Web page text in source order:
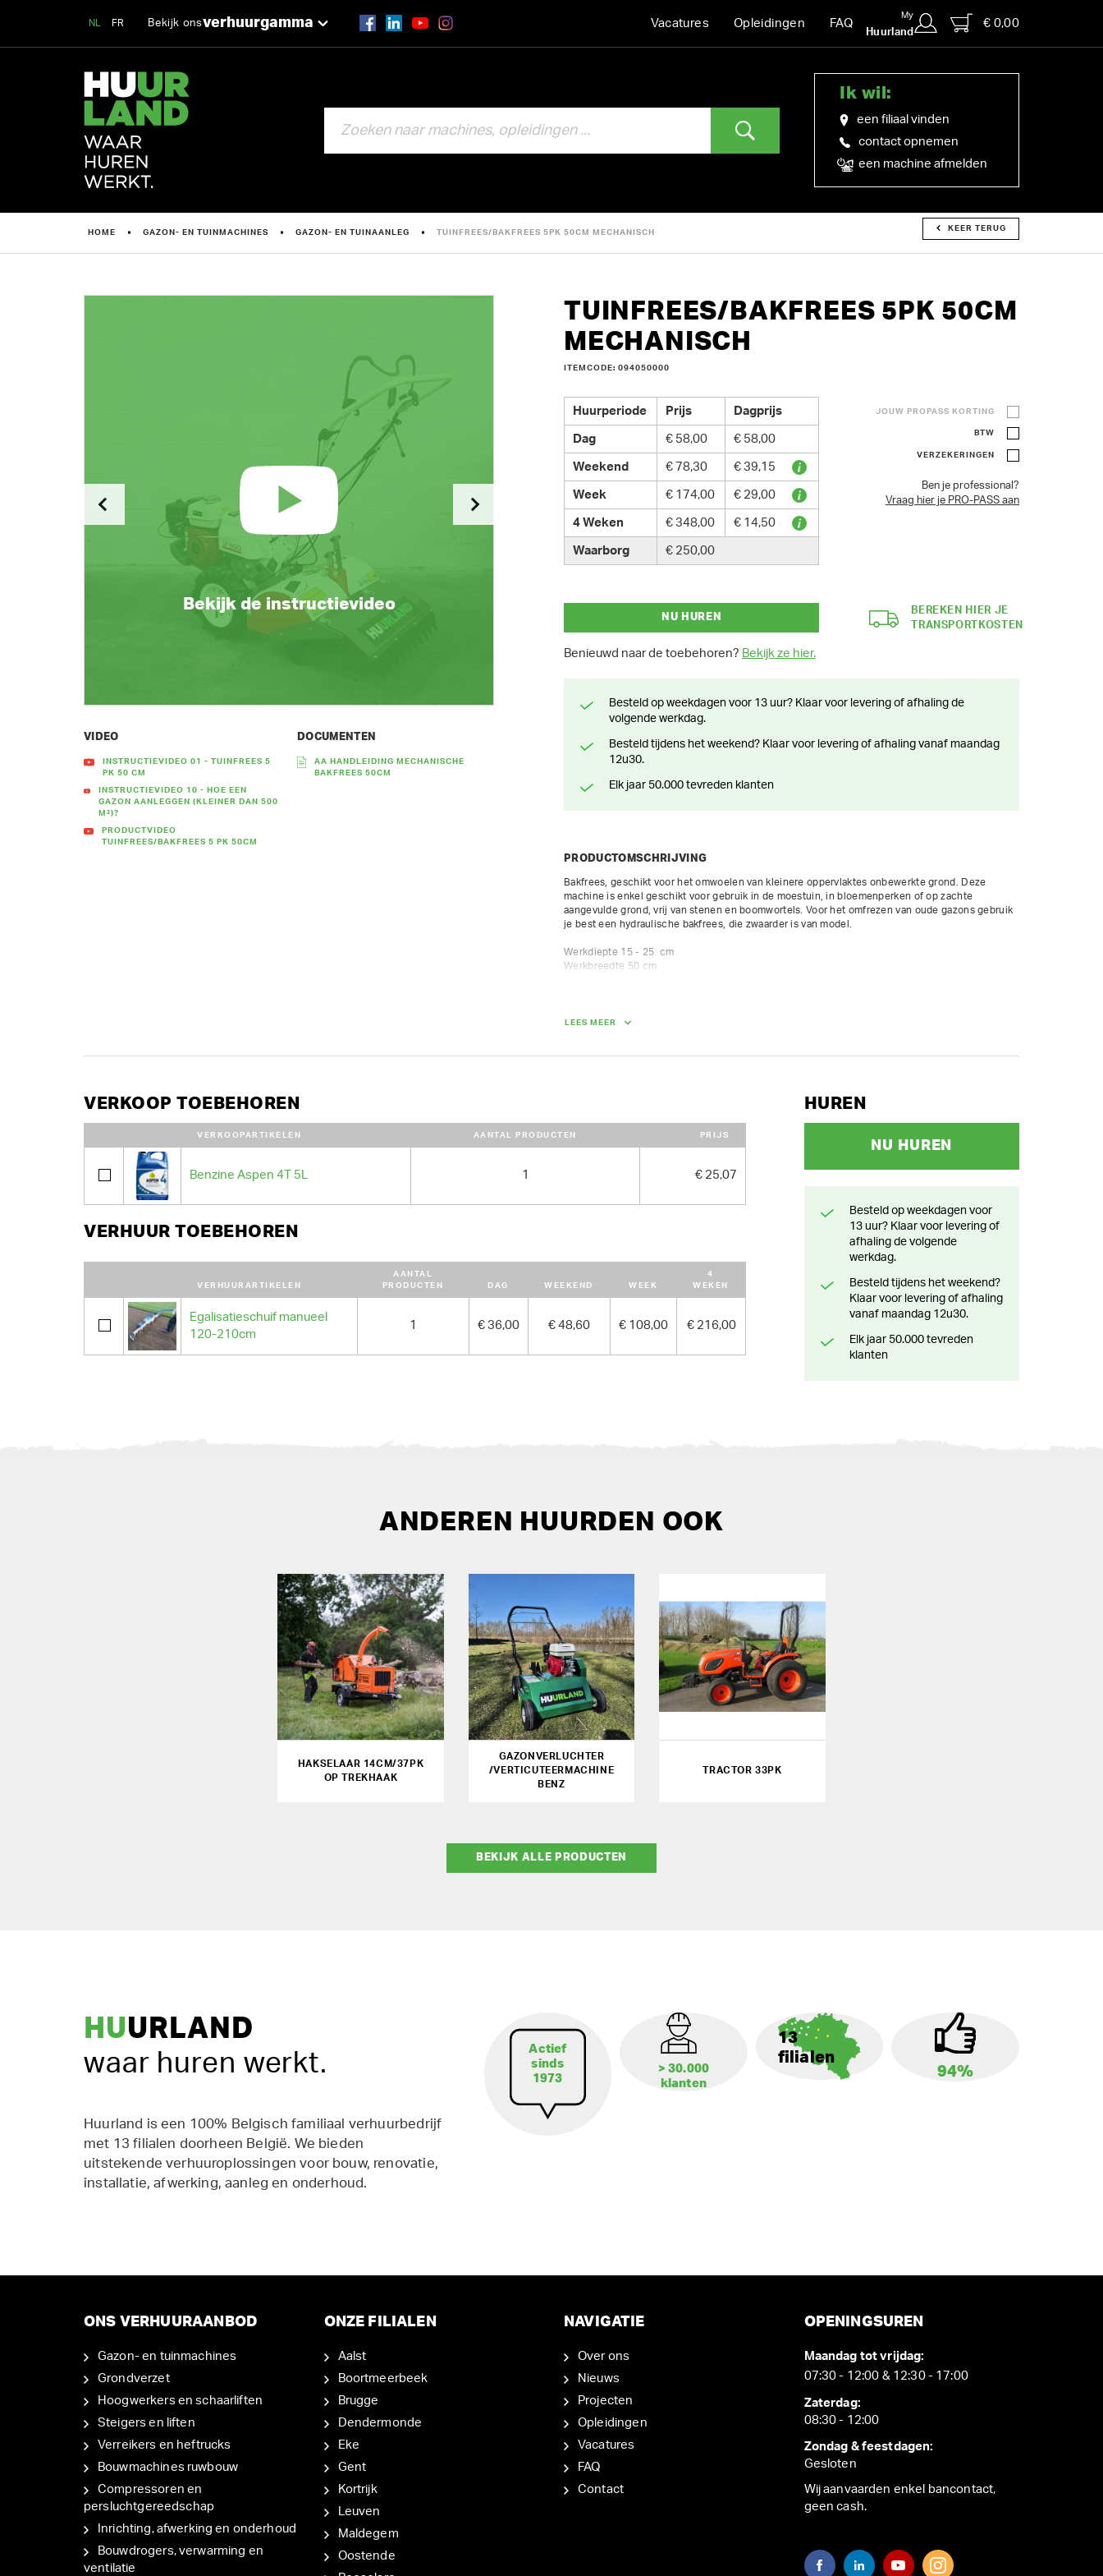
NL FR Bekijk onsverhuurgamma Vacatures Opleidingen FAQ
My
Huurland
€ 0,00
Ik wil:
een filiaal vinden
contact opnemen
een machine afmelden
HOME GAZON- EN TUINMACHINES GAZON- EN TUINAANLEG TUINFREES/BAKFREES 5PK 50CM MECHANISCH KEER TERUG
TUINFREES/BAKFREES 5PK 50CM
MECHANISCH
ITEMCODE: 094050000
Bekijk de instructievideo
VIDEO
INSTRUCTIEVIDEO 01 - TUINFREES 5
PK 50 CM
INSTRUCTIEVIDEO 10 - HOE EEN
GAZON AANLEGGEN (KLEINER DAN 500
M²)?
PRODUCTVIDEO
TUINFREES/BAKFREES 5 PK 50CM
DOCUMENTEN
AA HANDLEIDING MECHANISCHE
BAKFREES 50CM
Huurperiode Prijs Dagprijs
Dag € 58,00 € 58,00
Weekend € 78,30 € 39,15
Week € 174,00 € 29,00
4 Weken € 348,00 € 14,50
Waarborg € 250,00
JOUW PROPASS KORTING
BTW
VERZEKERINGEN
Ben je professional?
Vraag hier je PRO-PASS aan
NU HUREN
Benieuwd naar de toebehoren? Bekijk ze hier.
BEREKEN HIER JE
TRANSPORTKOSTEN
Besteld op weekdagen voor 13 uur? Klaar voor levering of afhaling de
volgende werkdag.
Besteld tijdens het weekend? Klaar voor levering of afhaling vanaf maandag
12u30.
Elk jaar 50.000 tevreden klanten
PRODUCTOMSCHRIJVING
Bakfrees, geschikt voor het omwoelen van kleinere oppervlaktes onbewerkte grond. Deze
machine is enkel geschikt voor gebruik in de moestuin, in bloemenperken of op zachte
aangevulde grond, vrij van stenen en boomwortels. Voor het omfrezen van oude gazons gebruik
je best een hydraulische bakfrees, die zwaarder is van model.
Werkdiepte 15 - 25  cm
Werkbreedte 50 cm
169 cm x 58 cm x 98 cm
LEES MEER
VERKOOP TOEBEHOREN
VERKOOPARTIKELEN AANTAL PRODUCTEN PRIJS
Benzine Aspen 4T 5L 1 € 25,07
VERHUUR TOEBEHOREN
VERHUURARTIKELEN
AANTAL
PRODUCTEN
DAG WEEKEND WEEK
4
WEKEN
Egalisatieschuif manueel
120-210cm
1 € 36,00 € 48,60 € 108,00 € 216,00
HUREN
NU HUREN
Besteld op weekdagen voor
13 uur? Klaar voor levering of
afhaling de volgende
werkdag.
Besteld tijdens het weekend?
Klaar voor levering of afhaling
vanaf maandag 12u30.
Elk jaar 50.000 tevreden
klanten
ANDEREN HUURDEN OOK
HAKSELAAR 14CM/37PK
OP TREKHAAK
GAZONVERLUCHTER
/VERTICUTEERMACHINE
BENZ
TRACTOR 33PK
BEKIJK ALLE PRODUCTEN
HUURLAND
waar huren werkt.
Huurland is een 100% Belgisch familiaal verhuurbedrijf
met 13 filialen doorheen België. We bieden
uitstekende verhuuroplossingen voor bouw, renovatie,
installatie, afwerking, aanleg en onderhoud.
Actief
sinds
1973
> 30.000
klanten
13
filialen
94%
ONS VERHUURAANBOD
Gazon- en tuinmachines
Grondverzet
Hoogwerkers en schaarliften
Steigers en liften
Verreikers en heftrucks
Bouwmachines ruwbouw
Compressoren en
persluchtgereedschap
Inrichting, afwerking en onderhoud
Bouwdrogers, verwarming en
ventilatie
ONZE FILIALEN
Aalst
Boortmeerbeek
Brugge
Dendermonde
Eke
Gent
Kortrijk
Leuven
Maldegem
Oostende
NAVIGATIE
Over ons
Nieuws
Projecten
Opleidingen
Vacatures
FAQ
Contact
OPENINGSUREN
Maandag tot vrijdag:
07:30 - 12:00 & 12:30 - 17:00
Zaterdag:
08:30 - 12:00
Zondag & feestdagen:
Gesloten
Wij aanvaarden enkel bancontact,
geen cash.